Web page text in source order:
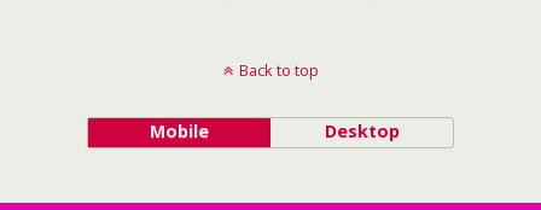
Back to top
Mobile Desktop